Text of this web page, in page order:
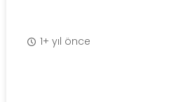
1+ yıl önce